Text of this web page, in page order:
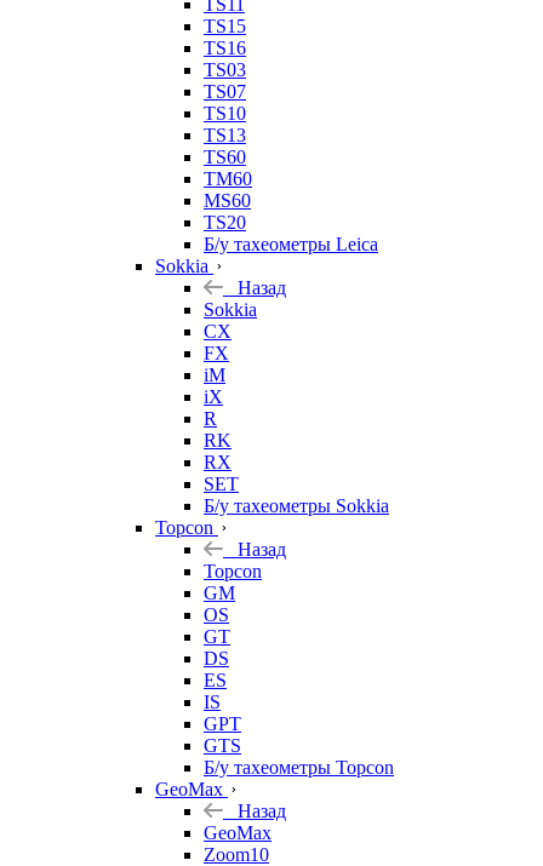
TS11
TS15
TS16
TS03
TS07
TS10
TS13
TS60
TM60
MS60
TS20
Б/у тахеометры Leica
Sokkia
Назад
Sokkia
CX
FX
iM
iX
R
RK
RX
SET
Б/у тахеометры Sokkia
Topcon
Назад
Topcon
GM
OS
GT
DS
ES
IS
GPT
GTS
Б/у тахеометры Topcon
GeoMax
Назад
GeoMax
Zoom10